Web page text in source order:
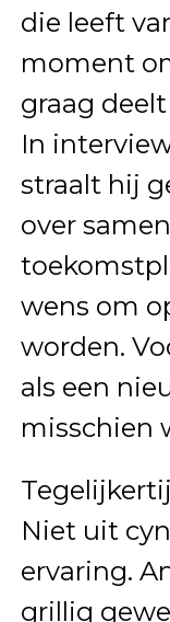
die leeft
moment
graag
In
straalt hij
over
wens om
worden.
als een
misschien
Niet uit
ervaring.
grillig